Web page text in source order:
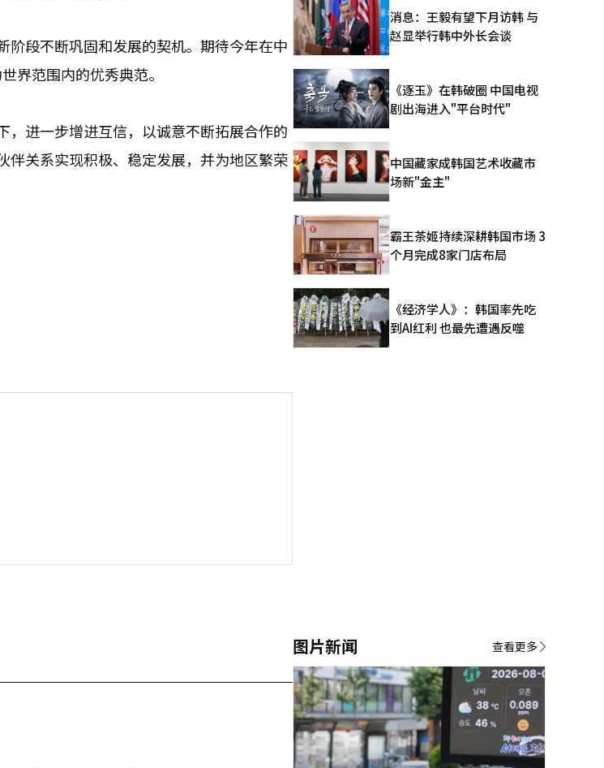
段不断巩固和发展的契机。期待今年在中
界范围内的优秀典范。
进一步增进互信，以诚意不断拓展合作的
伴关系实现积极、稳定发展，并为地区繁荣
消息：王毅有望下月访韩 与
赵显举行韩中外长会谈
《逐玉》在韩破圈 中国电视
剧出海进入"平台时代"
中国藏家成韩国艺术收藏市
场新"金主"
霸王茶姬持续深耕韩国市场 3
个月完成8家门店布局
《经济学人》：韩国率先吃
到AI红利 也最先遭遇反噬
图片新闻 查看更多